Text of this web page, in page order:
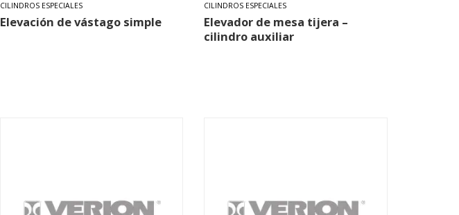
CILINDROS ESPECIALES
Elevación de vástago simple
CILINDROS ESPECIALES
Elevador de mesa tijera –
cilindro auxiliar